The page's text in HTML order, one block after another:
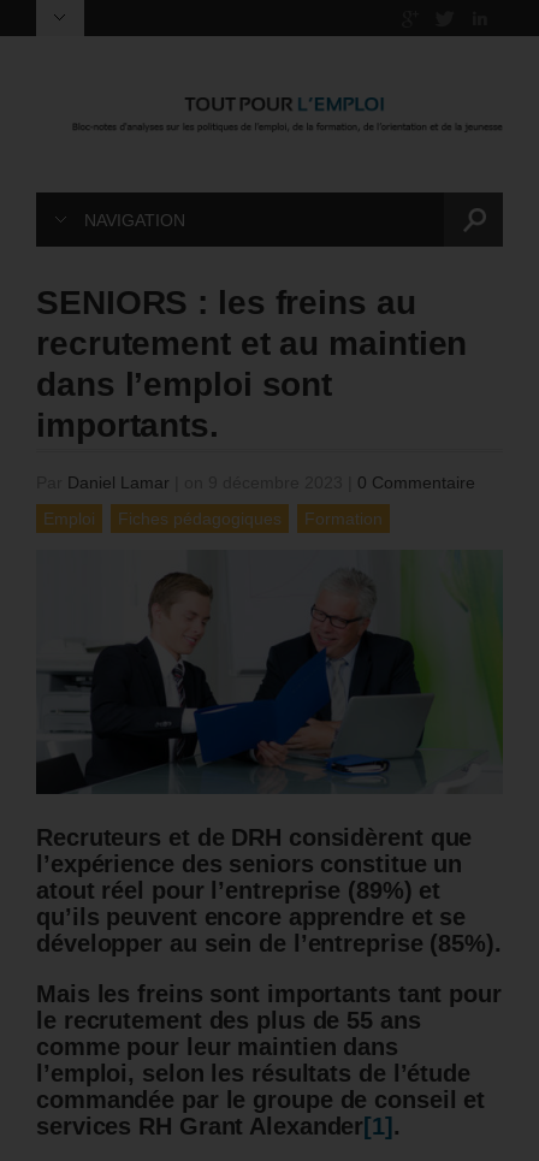
NAVIGATION
SENIORS : les freins au
recrutement et au maintien
dans l’emploi sont
importants.
Daniel Lamar
0 Commentaire
Emploi
Fiches pédagogiques Formation
Recruteurs et de DRH considèrent que
l’expérience des seniors constitue un
atout réel pour l’entreprise (89%) et
qu’ils peuvent encore apprendre et se
développer au sein de l’entreprise (85%).
Mais les freins sont importants tant pour
le recrutement des plus de 55 ans
comme pour leur maintien dans
l’emploi, selon les résultats de l’étude
commandée par le groupe de conseil et
services RH Grant Alexander [1] .